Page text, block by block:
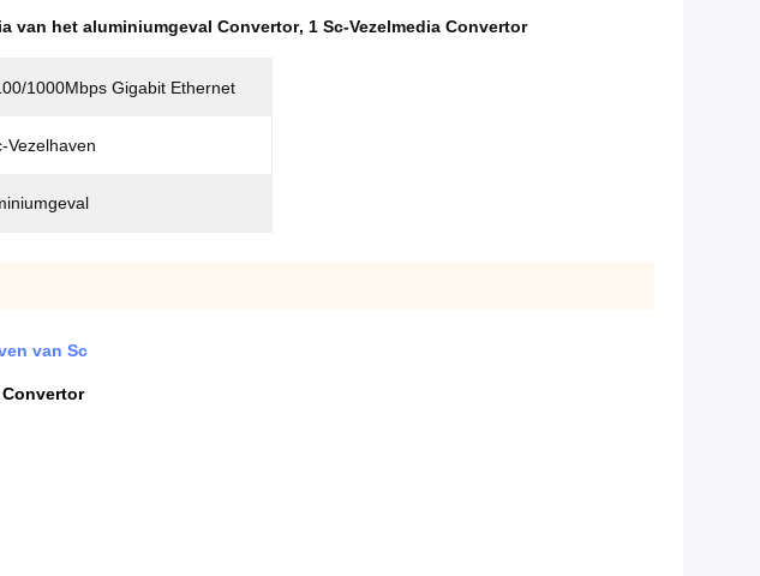
van het aluminiumgeval Convertor, 1 Sc-Vezelmedia Convertor
1000Mbps Gigabit Ethernet
Vezelhaven
van Sc